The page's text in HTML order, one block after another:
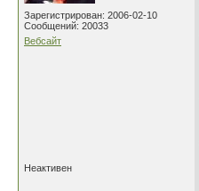
Зарегистрирован: 2006-02-10
Сообщений: 20033
Вебсайт
Неактивен